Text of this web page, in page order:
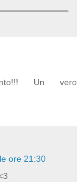
Un vero
ore 21:30